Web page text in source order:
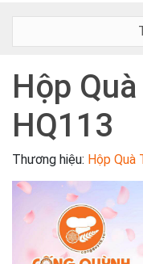
Hộp
HQ113
Thương hiệu: Hộp Quà